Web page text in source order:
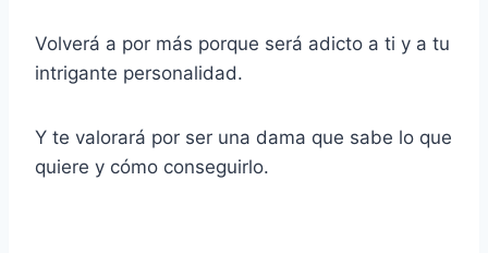
Volverá a por más porque será adicto a ti y a tu
intrigante personalidad.
Y te valorará por ser una dama que sabe lo que
quiere y cómo conseguirlo.